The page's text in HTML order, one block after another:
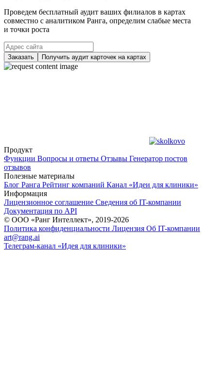
Проведем бесплатный аудит ваших филиалов в картах
совместно с аналитиком Ранга, определим слабые места
и точки роста
Заказать Получить аудит карточек на картах
Продукт
Функции Вопросы и ответы Отзывы Генератор постов
отзывов
Полезные материалы
Блог Ранга Рейтинг компаний Канал «Идеи для клиники»
Информация
Лицензионное соглашение Сведения об IT-компании
Документация по API
© ООО «Ранг Интеллект», 2019-2026
Политика конфиденциальности Лицензия Об IT-компании
art@rang.ai
Телеграм-канал «Идея для клиники»